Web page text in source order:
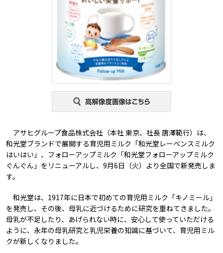
アサヒグループ食品株式会社（本社 東京、社長 唐澤範行）は、
和光堂ブランドで展開する育児用ミルク「和光堂レーベンスミルク
はいはい」、フォローアップミルク「和光堂フォローアップミルク
ぐんぐん」をリニューアルし、9月6日（火）より全国で新発売しま
す。
和光堂は、1917年に日本で初めての育児用ミルク「キノミール」
を発売し、その後、母乳に近づけるために研究を重ねてきました。
母乳が不足したり、あげられない時に、安心して使っていただける
ように、永年の母乳研究と乳児栄養の知識に基づいて、育児用ミル
クが新しくなりました。